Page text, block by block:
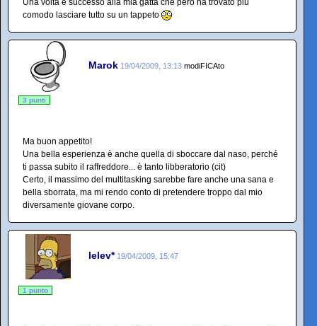
Una volta è successo alla mia gatta che però ha trovato piú
comodo lasciare tutto su un tappeto
Marok 19/04/2009, 13:13 modiFICAto
3 punti
Ma buon appetito!
Una bella esperienza è anche quella di sboccare dal naso, perché
ti passa subito il raffreddore... è tanto libberatorio (cit)
Certo, il massimo del multitasking sarebbe fare anche una sana e
bella sborrata, ma mi rendo conto di pretendere troppo dal mio
diversamente giovane corpo.
lelev* 19/04/2009, 15:47
1 punto